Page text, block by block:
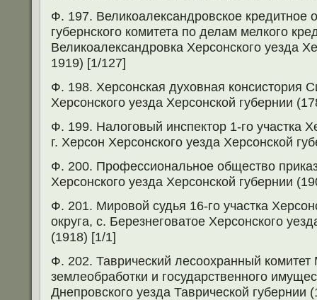
Ф. 197. Великоалександровское кредитное
губернского комитета по делам мелкого
Великоалександровка Херсонского уезда
1919) [1/127]
Ф. 198. Херсонская духовная консистория
Херсонского уезда Херсонской губернии
Ф. 199. Налоговый инспектор 1-го участка
г. Херсон Херсонского уезда Херсонской
Ф. 200. Профессиональное общество
Херсонского уезда Херсонской губернии
Ф. 201. Мировой судья 16-го участка
округа, с. Березнеговатое Херсонского
(1918) [1/1]
Ф. 202. Таврический лесоохранный комитет
землеобработки и государственного
Днепровского уезда Таврической губернии